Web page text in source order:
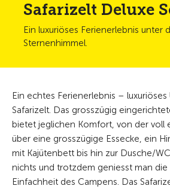
Safarizelt Deluxe
Ein luxuriöses Ferienerlebnis unter
Sternenhimmel.
Ein echtes Ferienerlebnis –
Safarizelt. Das grosszügig
bietet jeglichen Komfort, von der voll
über eine grosszügige Essecke, ein
mit Kajütenbett bis hin zur Dusche/
nichts und trotzdem geniesst man
Einfachheit des Campens. Das